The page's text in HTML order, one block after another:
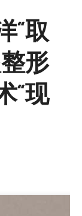
“取
形
“现